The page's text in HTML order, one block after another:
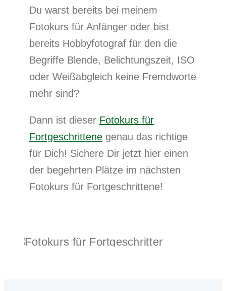
Du warst bereits bei meinem
Fotokurs für Anfänger oder bist
bereits Hobbyfotograf für den die
Begriffe Blende, Belichtungszeit, ISO
oder Weißabgleich keine Fremdworte
mehr sind?
Dann ist dieser Fotokurs für
Fortgeschrittene genau das richtige
für Dich! Sichere Dir jetzt hier einen
der begehrten Plätze im nächsten
Fotokurs für Fortgeschrittene!